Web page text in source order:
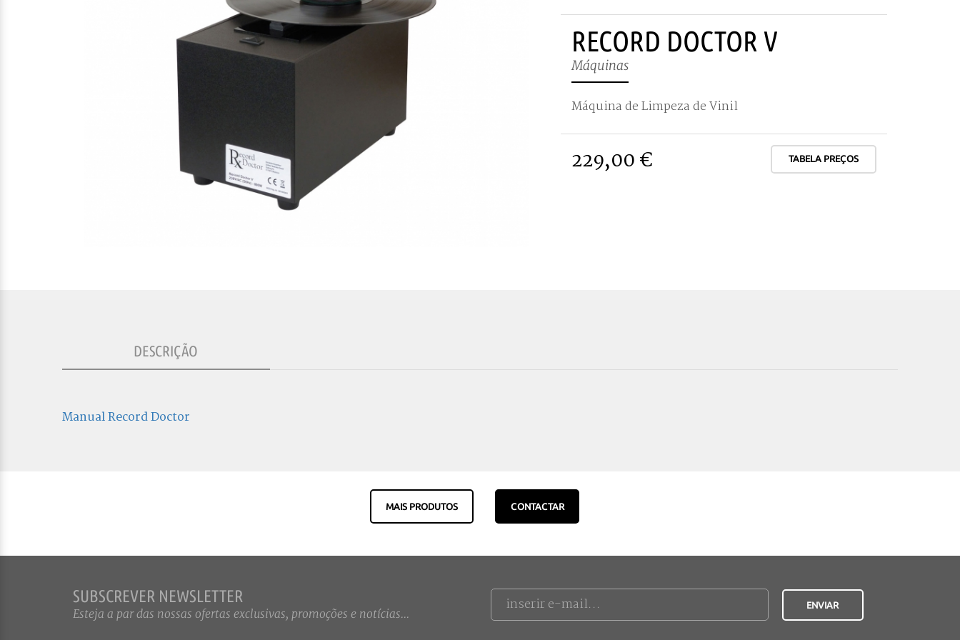
RECORD DOCTOR V
Máquinas
Máquina de Limpeza de Vinil
229,00 € TABELA PREÇOS
DESCRIÇÃO
Manual Record Doctor
MAIS PRODUTOS CONTACTAR
SUBSCREVER NEWSLETTER
Esteja a par das nossas ofertas exclusivas, promoções e notícias...